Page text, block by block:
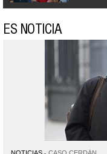
ES NOTICIA
NOTICIAS CASO CERDÁN